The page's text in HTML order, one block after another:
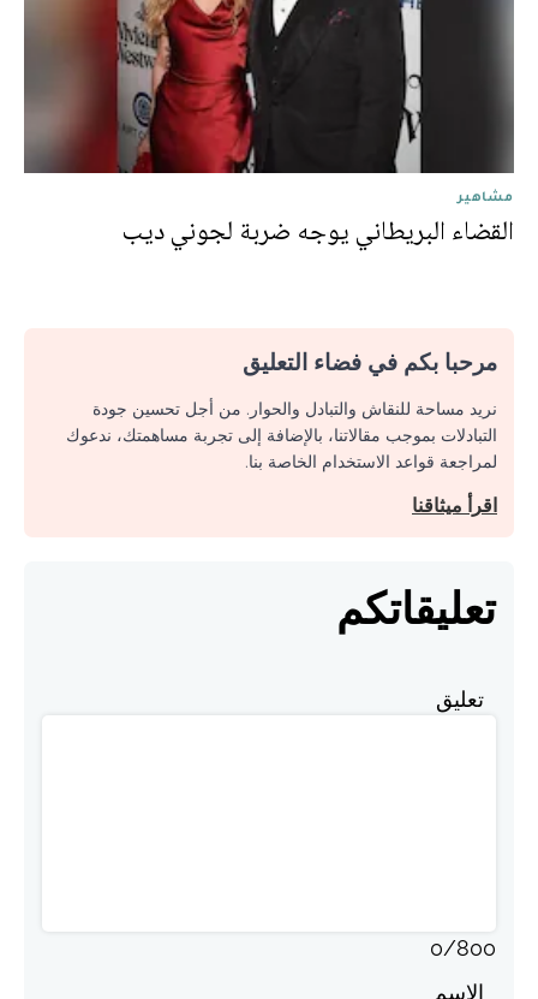
مشاهير
القضاء البريطاني يوجه ضربة لجوني ديب
مرحبا بكم في فضاء التعليق
نريد مساحة للنقاش والتبادل والحوار. من أجل تحسين جودة
التبادلات بموجب مقالاتنا، بالإضافة إلى تجربة مساهمتك، ندعوك
لمراجعة قواعد الاستخدام الخاصة بنا.
اقرأ ميثاقنا
تعليقاتكم
تعليق
0/800
الاسم